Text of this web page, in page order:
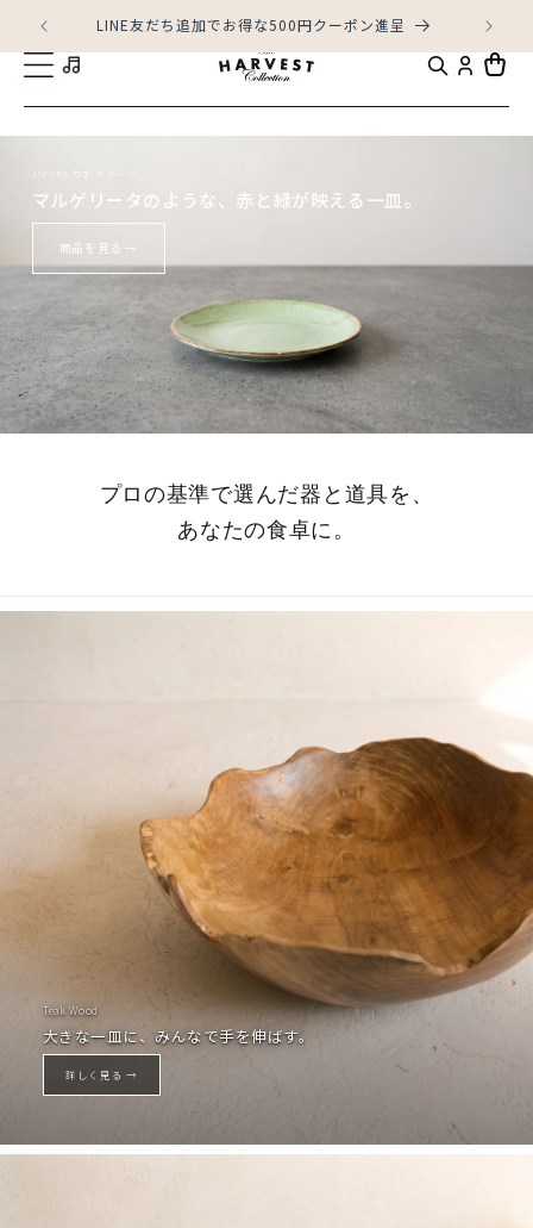
ンツに
進む
LINE友だち追加でお得な500円クーポン進呈
カ
ー
ト
ANFORA カボ グリーン
マルゲリータのような、赤と緑が映える一皿。
商品を見る →
プロの基準で選んだ器と道具を、
あなたの食卓に。
Teak Wood
大きな一皿に、みんなで手を伸ばす。
詳しく見る →